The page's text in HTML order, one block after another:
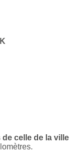
celle de la ville